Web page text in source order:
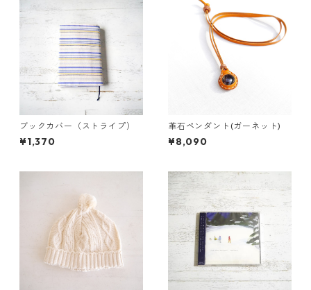
ブックカバー（ストライプ）
¥1,370
革石ペンダント(ガーネット)
¥8,090